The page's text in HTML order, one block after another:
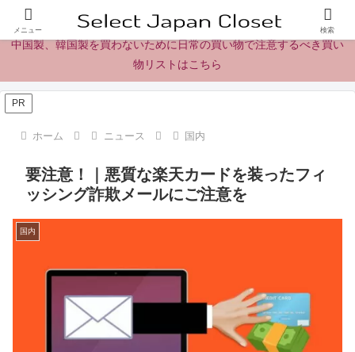
日本製の商品、製品、食品レビューとニュース
中国製、韓国製を買わないために日常の買い物で注意するべき買い
物リストはこちら
PR
ホーム ニュース 国内
要注意！｜悪質な楽天カードを装ったフィ
ッシング詐欺メールにご注意を
国内
メニュー 検索